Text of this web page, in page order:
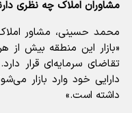
مشاوران املاک چه نظری
«بازار این منطقه بیش از
تقاضای سرمایه‌ای قرار
دارایی خود وارد بازار
داشته است.»